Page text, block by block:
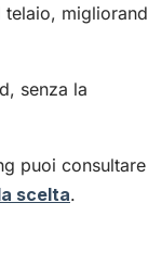
senza la
puoi consultare
scelta.